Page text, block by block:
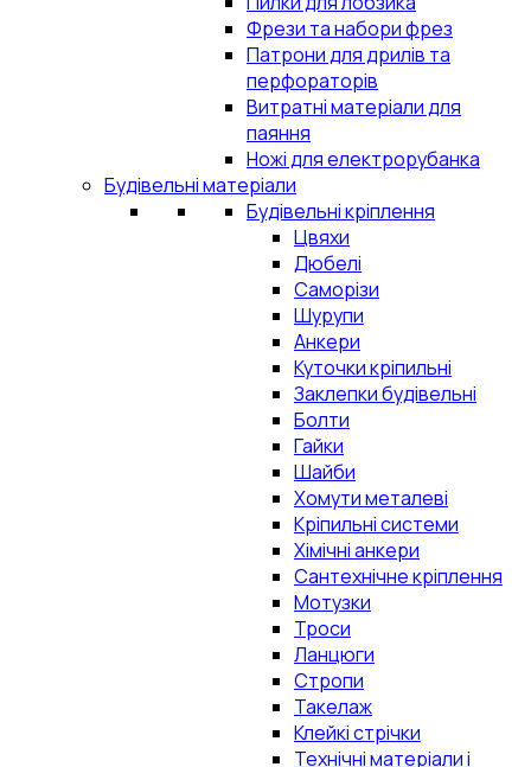
Фрези та набори фрез
Патрони для дрилів та
перфораторів
Витратні матеріали для
паяння
Ножі для електрорубанка
Будівельні матеріали
Будівельні кріплення
Цвяхи
Дюбелі
Саморізи
Шурупи
Анкери
Куточки кріпильні
Заклепки будівельні
Болти
Гайки
Шайби
Хомути металеві
Кріпильні системи
Хімічні анкери
Сантехнічне кріплення
Мотузки
Троси
Ланцюги
Стропи
Такелаж
Клейкі стрічки
Технічні матеріали і